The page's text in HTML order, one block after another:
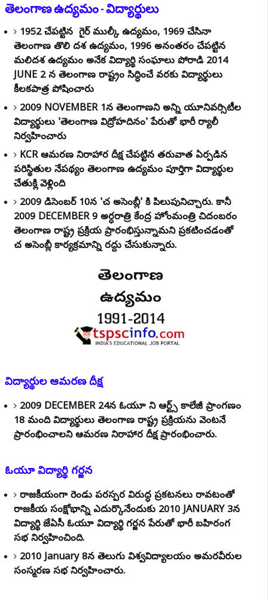
తెలంగాణ ఉద్యమం - విద్యార్థులు
1952లో చేపట్టిన గైర్ ముల్కీ ఉద్యమంలో, 1969లో చేసినా
తెలంగాణ తొలి దశ ఉద్యమంలో, 1996 అనంతరం చేపట్టిన
మలిదశ ఉద్యమంలో అనేక విద్యార్థి సంఘాలు పోరాడి 2014
JUNE 2 న తెలంగాణ రాష్ట్రం సిద్ధించే వరకు విద్యార్థులు
కీలకపాత్ర పోషించారు
2009 NOVEMBER 1న తెలంగాణలోని అన్ని యూనివర్సిటీల
విద్యార్థులు 'తెలంగాణ విద్రోహదినం' పేరుతో భారీ ర్యాలీ
నిర్వహించారు
KCR ఆమరణ నిరాహార దీక్ష చేపట్టిన తరువాత ఏర్పడిన
పరిస్థితుల నేపథ్యంలో తెలంగాణ ఉద్యమం పూర్తిగా విద్యార్థుల
చేతుల్లోకి వెళ్లింది
2009 డిసెంబర్ 10న 'చలో అసెంబ్లీ' కి పిలుపునిచ్చారు. కానీ
2009 DECEMBER 9 అర్ధరాత్రి కేంద్ర హోంమంత్రి చిదంబరం
తెలంగాణ రాష్ట్ర ప్రక్రియ ప్రారంభిస్తున్నామని ప్రకటించడంతో
చలో అసెంబ్లీ కార్యక్రమాన్ని రద్దు చేసుకున్నారు.
విద్యార్థుల ఆమరణ దీక్ష
2009 DECEMBER 24న ఓయూ లోని ఆర్ట్స్ కాలేజీ ప్రాంగణంలో
18 మంది విద్యార్థులు తెలంగాణ రాష్ట్ర ప్రక్రియను వెంటనే
ప్రారంభించాలని ఆమరణ నిరాహార దీక్ష ప్రారంభించారు.
ఓయూ విద్యార్థి గర్జన
రాజకీయంగా రెండు పరస్పర విరుద్ధ ప్రకటనలు రావటంతో
రాజకీయ సంక్షోభాన్ని ఎదుర్కొనేందుకు 2010 JANUARY 3న
విద్యార్థి జేఏసీ ఓయూలో విద్యార్థి గర్జన పేరుతో భారీ బహిరంగ
సభ నిర్వహించింది.
2010 January 8న తెలుగు విశ్వవిద్యాలయంలో అమరవీరుల
సంస్మరణ సభ నిర్వహించారు.